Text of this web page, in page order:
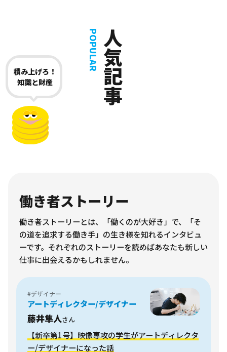
人気記事
POPULAR
積み上げろ！
知識と財産
働き者ストーリー
働き者ストーリーとは、「働くのが大好き」で、「そ
の道を追求する働き手」の生き様を知れるインタビュ
ーです。それぞれのストーリーを読めばあなたも新しい
仕事に出会えるかもしれません。
#デザイナー
アートディレクター/デザイナー
藤井隼人さん
【新卒第1号】映像専攻の学生がアートディレクタ
ー/デザイナーになった話